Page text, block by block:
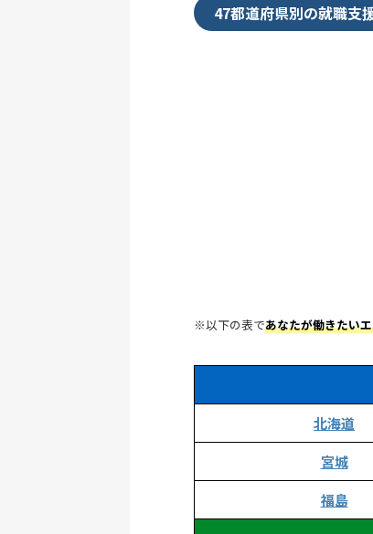
47都道府県別の就職支
※以下の表であなたが働きたい
北海道
宮城
福島